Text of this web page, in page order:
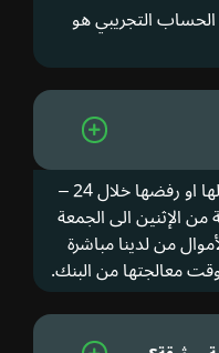
التجريبي هو
تتم مراجعة عمليات السحب وقبولها او رفضها خلال 24 –
من الإثنين الى الجمعة
من لدينا مباشرة
معالجتها من البنك.